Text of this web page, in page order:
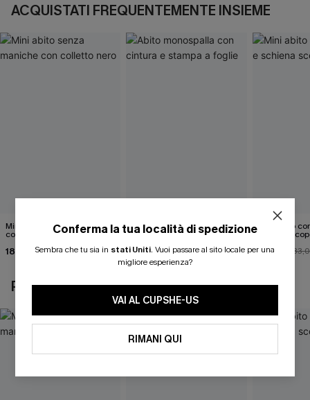
ACQUISTATI FREQUENTEMENTE INSIEME
Mini abito senza maniche
con colletto nero
18,90 €
Abito monospalla con
cintura e stampa a foglie
26,90 €
Mini abito
schiena
26,00 €
POTREBBE INTERESSARTI ANCHE
Conferma la tua località di spedizione
Sembra che tu sia in stati Uniti. Vuoi passare al sito locale per una
migliore esperienza?
VAI AL CUPSHE-US
RIMANI QUI